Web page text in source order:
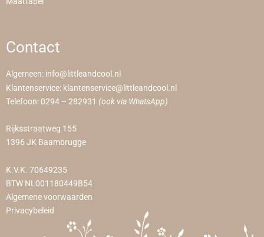
Contact
Algemeen: info@littleandcool.nl
Klantenservice: klantenservice@littleandcool.nl
Telefoon: 0294 – 282931 (ook via WhatsApp)
Rijksstraatweg 155
1396 JK Baambrugge
K.V.K. 70649235
BTW NL001180449B54
Algemene voorwaarden
Privacybeleid